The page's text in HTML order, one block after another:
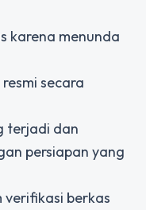
karena menunda
secara
terjadi dan
persiapan yang
verifikasi berkas